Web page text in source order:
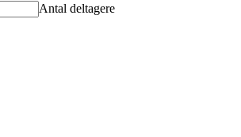
Antal deltagere